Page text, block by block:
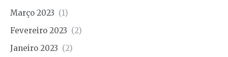
Março 2023 (1)
Fevereiro 2023 (2)
Janeiro 2023 (2)